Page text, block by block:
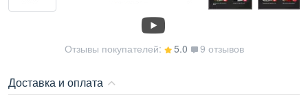
Отзывы покупателей: 5.0 9 отзывов
Доставка и оплата